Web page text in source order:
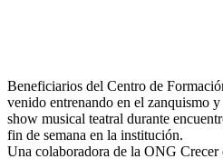
Beneficiarios del Centro de
venido entrenando en el zanquismo
show musical teatral durante
fin de semana en la institución.
Una colaboradora de la ONG Crecer